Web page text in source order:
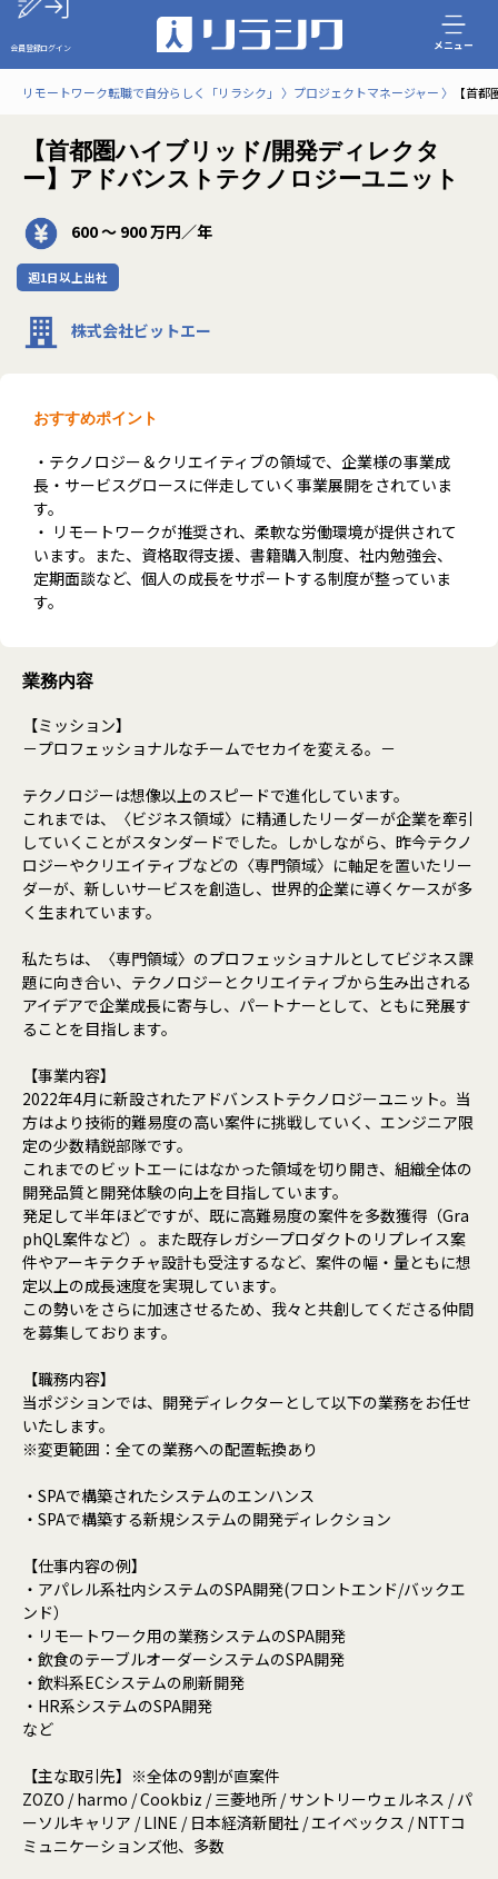
会員登録ログイン メニュー
リモートワーク転職で自分らしく「リラシク」 プロジェクトマネージャー 【首
【首都圏ハイブリッド/開発ディレクタ
ー】アドバンストテクノロジーユニット
600 〜 900 万円／年
週1日以上出社
株式会社ビットエー
おすすめポイント
・テクノロジー＆クリエイティブの領域で、企業様の事業成
長・サービスグロースに伴走していく事業展開をされていま
す。
・ リモートワークが推奨され、柔軟な労働環境が提供されて
います。また、資格取得支援、書籍購入制度、社内勉強会、
定期面談など、個人の成長をサポートする制度が整っていま
す。
業務内容
【ミッション】
－プロフェッショナルなチームでセカイを変える。－
テクノロジーは想像以上のスピードで進化しています。
これまでは、〈ビジネス領域〉に精通したリーダーが企業を牽引
していくことがスタンダードでした。しかしながら、昨今テクノ
ロジーやクリエイティブなどの〈専門領域〉に軸足を置いたリー
ダーが、新しいサービスを創造し、世界的企業に導くケースが多
く生まれています。
私たちは、〈専門領域〉のプロフェッショナルとしてビジネス課
題に向き合い、テクノロジーとクリエイティブから生み出される
アイデアで企業成長に寄与し、パートナーとして、ともに発展す
ることを目指します。
【事業内容】
2022年4月に新設されたアドバンストテクノロジーユニット。当
方はより技術的難易度の高い案件に挑戦していく、エンジニア限
定の少数精鋭部隊です。
これまでのビットエーにはなかった領域を切り開き、組織全体の
開発品質と開発体験の向上を目指しています。
発足して半年ほどですが、既に高難易度の案件を多数獲得（Gra
phQL案件など）。また既存レガシープロダクトのリプレイス案
件やアーキテクチャ設計も受注するなど、案件の幅・量ともに想
定以上の成長速度を実現しています。
この勢いをさらに加速させるため、我々と共創してくださる仲間
を募集しております。
【職務内容】
当ポジションでは、開発ディレクターとして以下の業務をお任せ
いたします。
※変更範囲：全ての業務への配置転換あり
・SPAで構築されたシステムのエンハンス
・SPAで構築する新規システムの開発ディレクション
【仕事内容の例】
・アパレル系社内システムのSPA開発(フロントエンド/バックエ
ンド）
・リモートワーク用の業務システムのSPA開発
・飲食のテーブルオーダーシステムのSPA開発
・飲料系ECシステムの刷新開発
・HR系システムのSPA開発
など
【主な取引先】※全体の9割が直案件
ZOZO / harmo / Cookbiz / 三菱地所 / サントリーウェルネス / パ
ーソルキャリア / LINE / 日本経済新聞社 / エイベックス / NTTコ
ミュニケーションズ他、多数